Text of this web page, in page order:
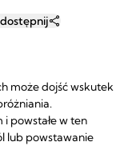
może dojść wskutek
powstałe w ten
lub powstawanie